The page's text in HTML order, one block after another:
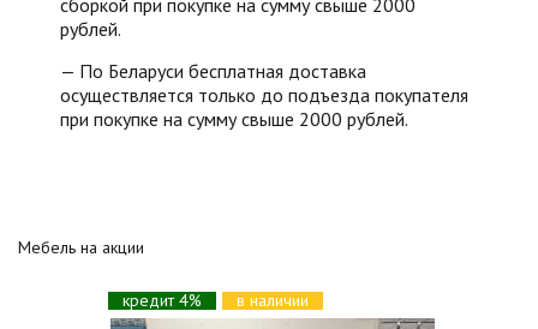
сборкой при покупке на сумму свыше 2000
рублей.
— По Беларуси бесплатная доставка
осуществляется только до подъезда покупателя
при покупке на сумму свыше 2000 рублей.
Мебель на акции
кредит 4% в наличии